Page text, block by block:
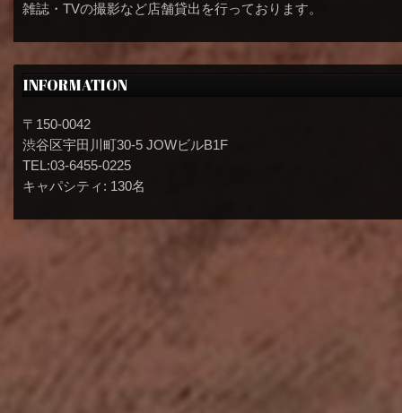
雑誌・TVの撮影など店舗貸出を行っております。
INFORMATION
〒150-0042
渋谷区宇田川町30-5 JOWビルB1F
TEL:03-6455-0225
キャパシティ: 130名